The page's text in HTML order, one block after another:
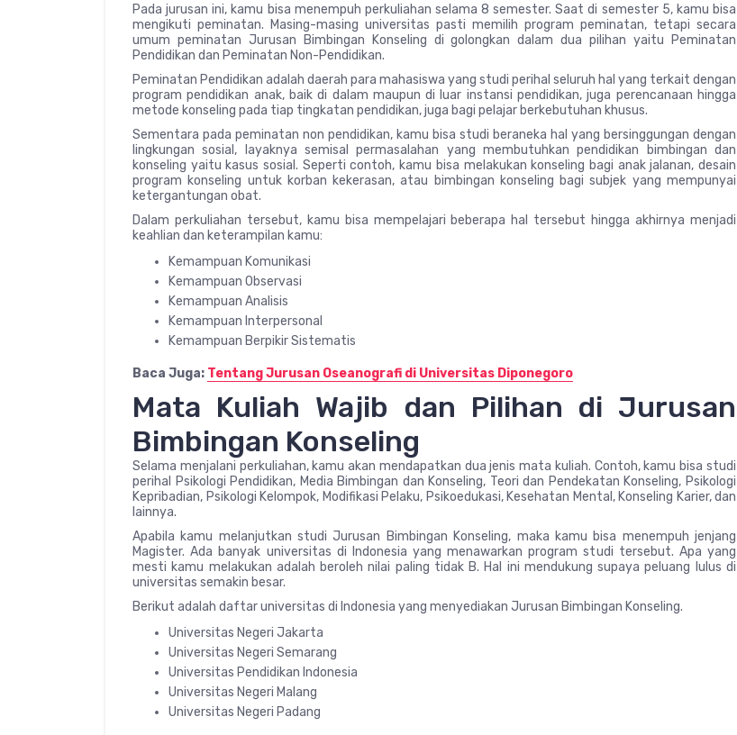
Pada jurusan ini, kamu bisa menempuh perkuliahan selama 8 semester. Saat di semester 5, kamu bisa
mengikuti peminatan. Masing-masing universitas pasti memilih program peminatan, tetapi secara
umum peminatan Jurusan Bimbingan Konseling di golongkan dalam dua pilihan yaitu Peminatan
Pendidikan dan Peminatan Non-Pendidikan.
Peminatan Pendidikan adalah daerah para mahasiswa yang studi perihal seluruh hal yang terkait dengan
program pendidikan anak, baik di dalam maupun di luar instansi pendidikan, juga perencanaan hingga
metode konseling pada tiap tingkatan pendidikan, juga bagi pelajar berkebutuhan khusus.
Sementara pada peminatan non pendidikan, kamu bisa studi beraneka hal yang bersinggungan dengan
lingkungan sosial, layaknya semisal permasalahan yang membutuhkan pendidikan bimbingan dan
konseling yaitu kasus sosial. Seperti contoh, kamu bisa melakukan konseling bagi anak jalanan, desain
program konseling untuk korban kekerasan, atau bimbingan konseling bagi subjek yang mempunyai
ketergantungan obat.
Dalam perkuliahan tersebut, kamu bisa mempelajari beberapa hal tersebut hingga akhirnya menjadi
keahlian dan keterampilan kamu:
Kemampuan Komunikasi
Kemampuan Observasi
Kemampuan Analisis
Kemampuan Interpersonal
Kemampuan Berpikir Sistematis
Baca Juga: Tentang Jurusan Oseanografi di Universitas Diponegoro
Mata Kuliah Wajib dan Pilihan di Jurusan
Bimbingan Konseling
Selama menjalani perkuliahan, kamu akan mendapatkan dua jenis mata kuliah. Contoh, kamu bisa studi
perihal Psikologi Pendidikan, Media Bimbingan dan Konseling, Teori dan Pendekatan Konseling, Psikologi
Kepribadian, Psikologi Kelompok, Modifikasi Pelaku, Psikoedukasi, Kesehatan Mental, Konseling Karier, dan
lainnya.
Apabila kamu melanjutkan studi Jurusan Bimbingan Konseling, maka kamu bisa menempuh jenjang
Magister. Ada banyak universitas di Indonesia yang menawarkan program studi tersebut. Apa yang
mesti kamu melakukan adalah beroleh nilai paling tidak B. Hal ini mendukung supaya peluang lulus di
universitas semakin besar.
Berikut adalah daftar universitas di Indonesia yang menyediakan Jurusan Bimbingan Konseling.
Universitas Negeri Jakarta
Universitas Negeri Semarang
Universitas Pendidikan Indonesia
Universitas Negeri Malang
Universitas Negeri Padang